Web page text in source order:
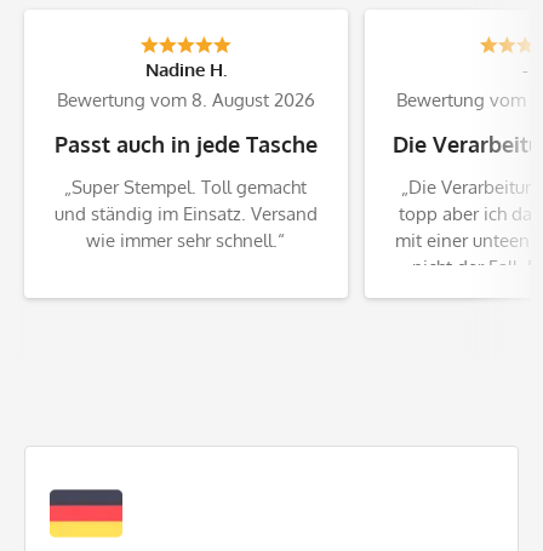
Passt auch in jede Tasche
„Super Stempel. Toll gemacht
und ständig im Einsatz. Versand
wie immer sehr schnell.“
Nadine H.
Bewertung vom 8. August 2026
Die
„Die
topp aber ich
mit einer unteen
nicht der Fall.
-
Bewertung vom